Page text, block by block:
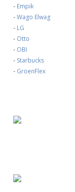
- Empik
-Wago Elwag
- LG
- Otto
- OBI
- Starbucks
- GroenFlex